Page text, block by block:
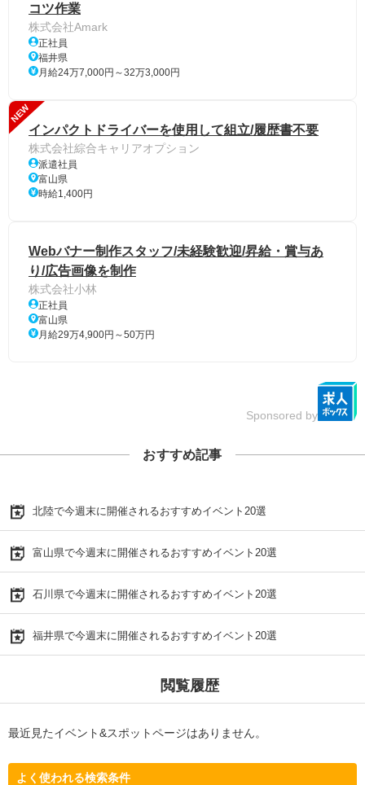
コツ作業
株式会社Amark
正社員
福井県
月給24万7,000円～32万3,000円
NEW
インパクトドライバーを使用して組立/履歴書不要
株式会社綜合キャリアオプション
派遣社員
富山県
時給1,400円
Webバナー制作スタッフ/未経験歓迎/昇給・賞与あ
り/広告画像を制作
株式会社小林
正社員
富山県
月給29万4,900円～50万円
Sponsored by
おすすめ記事
北陸で今週末に開催されるおすすめイベント20選
富山県で今週末に開催されるおすすめイベント20選
石川県で今週末に開催されるおすすめイベント20選
福井県で今週末に開催されるおすすめイベント20選
閲覧履歴
最近見たイベント&スポットページはありません。
よく使われる検索条件